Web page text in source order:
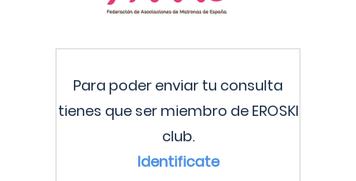
Para poder enviar tu consulta
tienes que ser miembro de EROSKI
club.
Identificate